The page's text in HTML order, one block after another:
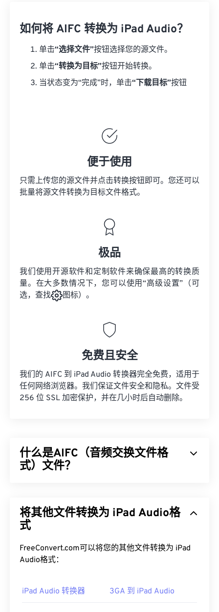
如何将 AIFC 转换为 iPad Audio？
单击“选择文件”按钮选择您的源文件。
单击“转换为目标”按钮开始转换。
当状态变为“完成”时，单击“下载目标”按钮
便于使用
只需上传您的源文件并点击转换按钮即可。您还可以
批量将源文件转换为目标文件格式。
极品
我们使用开源软件和定制软件来确保最高的转换质
量。在大多数情况下，您可以使用“高级设置”（可
选，查找
图标）。
免费且安全
我们的 AIFC 到 iPad Audio 转换器完全免费，适用于
任何网络浏览器。我们保证文件安全和隐私。文件受
256 位 SSL 加密保护，并在几小时后自动删除。
什么是AIFC（音频交换文件格
式）文件？
息。有时，AIFC 和 AIFF 的文件扩展名看起来可以
互换，即使以“C”结尾的扩展名才是正确的名称。
如何打开 AIFC 文件？
在大多数平台上运行，包括 Mac OS X 和移动设备。
将其他文件转换为 iPad Audio格
式
FreeConvert.com可以将您的其他文件转换为 iPad
Audio格式：
iPad Audio 转换器 3GA 到 iPad Audio